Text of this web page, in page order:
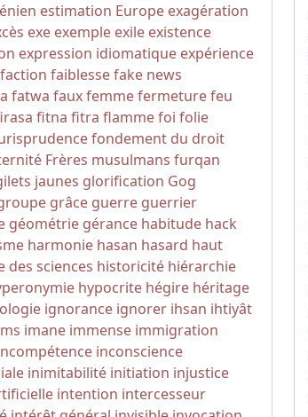
estimation Europe exagération
exe exemple exile existence
expression idiomatique expérience
faction faiblessefake news
fatwa fauxfemmefermeturefeu
fitna fitra flammefoi folie
fondement du droit
Frères musulmans furqan
jaunes glorification Gog
grâce guerre guerrier
géométrie gérance habitude hack
harmonie hasan hasard haut
des sciences historicité hiérarchie
hypocrite hégire héritage
ignorance ignorer ihsan ihtiyât
imane immense immigration
inconscience
inimitabilité initiation injustice
intention intercesseur